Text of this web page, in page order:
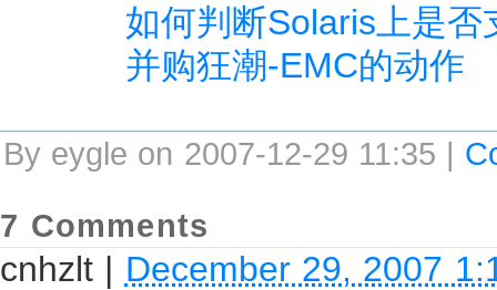
如何判断Solaris上是否
并购狂潮-EMC的动作
By eygle on 2007-12-29 11:35 |
7 Comments
cnhzlt | December 29, 2007